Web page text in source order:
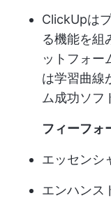
ClickUpは
る機能を組
ットフォー
は学習曲線
ム成功ソフ
フィーフォ
エッセンシ
エンハンス